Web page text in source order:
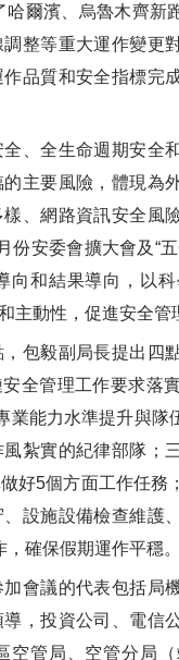
哈爾濱、烏魯木齊新
整等重大運作變更
品質和安全指標完
全生命週期安全
主要風險，體現為
、網路資訊安全風
份安委會擴大會及“
向和結果導向，以
主動性，促進安全管
毅副局長提出四
全管理工作要求落
業能力水準提升與
紮實的紀律部隊；
好5個方面工作任務
設施設備檢查維護
確保假期運作平穩。
議的代表包括局
，投資公司、電信
空管局、空管分局